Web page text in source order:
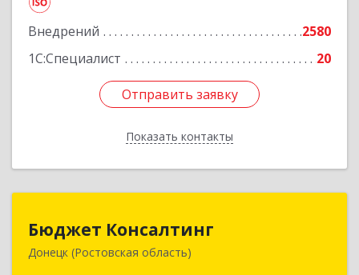
Внедрений
2580
1С:Специалист
20
Отправить заявку
Показать контакты
Отправить заявку
Назад
Бюджет Консалтинг
Донецк (Ростовская область)
346338, Ростовская обл, г.о. Город Донецк,